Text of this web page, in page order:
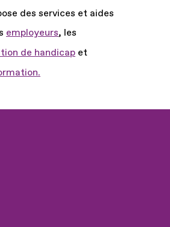
des services et aides
employeurs, les
de handicap et